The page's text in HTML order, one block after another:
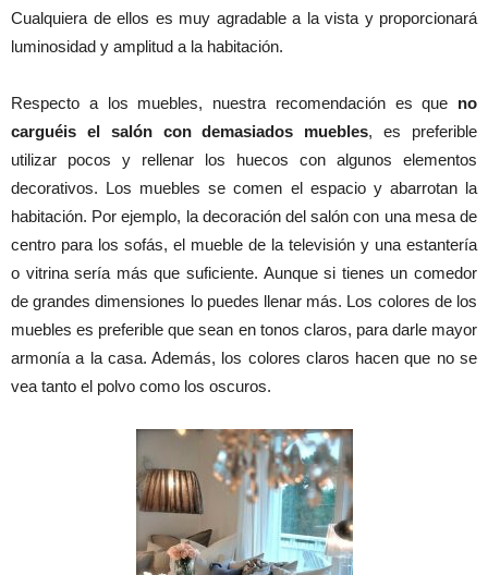
Cualquiera de ellos es muy agradable a la vista y proporcionará
luminosidad y amplitud a la habitación.
Respecto a los muebles, nuestra recomendación es que no
carguéis el salón con demasiados muebles, es preferible
utilizar pocos y rellenar los huecos con algunos elementos
decorativos. Los muebles se comen el espacio y abarrotan la
habitación. Por ejemplo, la decoración del salón con una mesa de
centro para los sofás, el mueble de la televisión y una estantería
o vitrina sería más que suficiente. Aunque si tienes un comedor
de grandes dimensiones lo puedes llenar más. Los colores de los
muebles es preferible que sean en tonos claros, para darle mayor
armonía a la casa. Además, los colores claros hacen que no se
vea tanto el polvo como los oscuros.